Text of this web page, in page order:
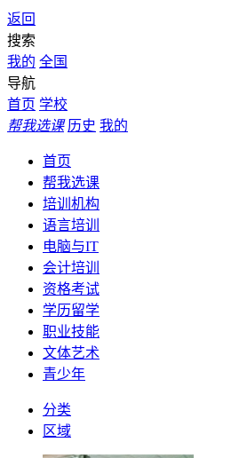
返回
搜索
我的 全国
导航
首页 学校
帮我选课 历史 我的
首页
帮我选课
培训机构
语言培训
电脑与IT
会计培训
资格考试
学历留学
职业技能
文体艺术
青少年
分类
区域